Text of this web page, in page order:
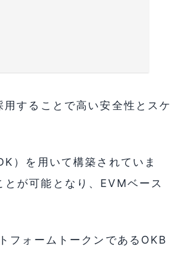
することで高い安全性とスケ
を用いて構築されていま
が可能となり、EVMベース
フォームトークンであるOKB